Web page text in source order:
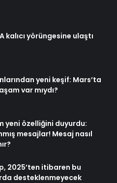
kalıcı yörüngesine ulaştı
yeni keşif: Mars’ta
var mıydı?
yeni özelliğini duyurdu:
mesajlar! Mesaj nasıl
2025’ten itibaren bu
desteklenmeyecek